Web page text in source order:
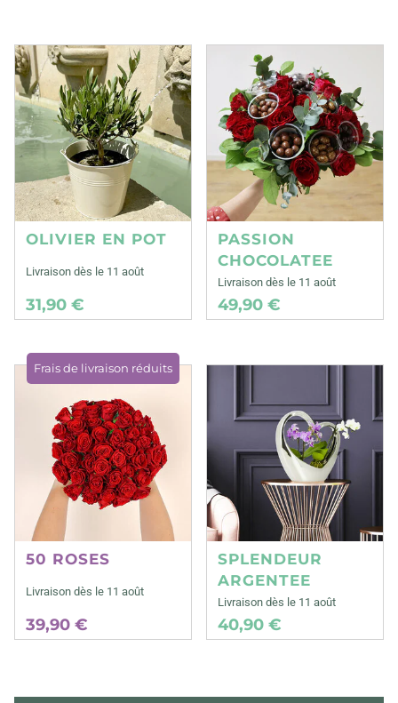
OLIVIER EN POT
Livraison dès le 11 août
31,90 €
PASSION
CHOCOLATEE
Livraison dès le 11 août
49,90 €
Frais de livraison réduits
50 ROSES
Livraison dès le 11 août
39,90 €
SPLENDEUR
ARGENTEE
Livraison dès le 11 août
40,90 €